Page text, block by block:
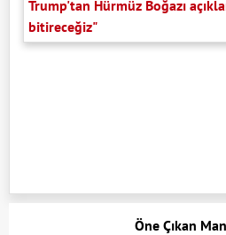
Trump'tan Hürmüz Boğazı
bitireceğiz"
Öne Çıkan